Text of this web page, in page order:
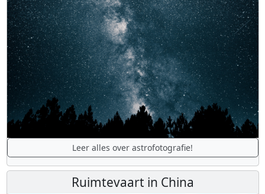
Leer alles over astrofotografie!
Ruimtevaart in China